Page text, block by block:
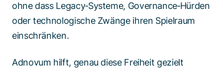
ohne dass Legacy‑Systeme, Governance‑Hürden
oder technologische Zwänge ihren Spielraum
einschränken.
Adnovum hilft, genau diese Freiheit gezielt